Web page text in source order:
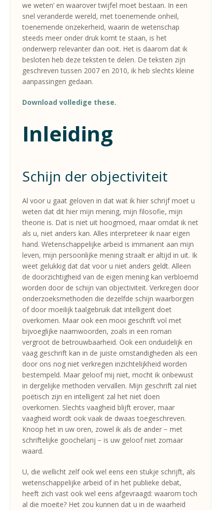
we weten’ en waarover twijfel moet bestaan. In een
snel veranderde wereld, met toenemende onheil,
toenemende onzekerheid, waarin de wetenschap
steeds meer onder druk komt te staan, is het
onderwerp relevanter dan ooit. Het is daarom dat ik
besloten heb deze teksten te delen. De teksten zijn
geschreven tussen 2007 en 2010, ik heb slechts kleine
aanpassingen gedaan.
Download volledige these.
Inleiding
Schijn der objectiviteit
Al voor u gaat geloven in dat wat ik hier schrijf moet u
weten dat dit hier mijn mening, mijn filosofie, mijn
theorie is. Dat is niet uit hoogmoed, maar omdat ik net
als u, niet anders kan. Alles interpreteer ik naar eigen
hand. Wetenschappelijke arbeid is immanent aan mijn
leven, mijn persoonlijke mening straalt er altijd in uit. Ik
weet gelukkig dat dat voor u niet anders geldt. Alleen
de doorzichtigheid van de eigen mening kan verbloemd
worden door de schijn van objectiviteit. Verkregen door
onderzoeksmethoden die dezelfde schijn waarborgen
of door moeilijk taalgebruik dat intelligent doet
overkomen. Maar ook een mooi geschrift vol met
bijvoeglijke naamwoorden, zoals in een roman
vergroot de betrouwbaarheid. Ook een onduidelijk en
vaag geschrift kan in de juiste omstandigheden als een
door ons nog niet verkregen inzichtelijkheid worden
bestempeld. Maar geloof mij niet, mocht ik onbewust
in dergelijke methoden vervallen. Mijn geschrift zal niet
poëtisch zijn en intelligent zal het niet doen
overkomen. Slechts vaagheid blijft erover, maar
vaagheid wordt ook vaak de dwaas toegeschreven.
Knoop het in uw oren, zowel ik als de ander − met
schriftelijke goochelarij − is uw geloof niet zomaar
waard.
U, die wellicht zelf ook wel eens een stukje schrijft, als
wetenschappelijke arbeid of in het publieke debat,
heeft zich vast ook wel eens afgevraagd: waarom toch
al die moeite? Het zou kunnen dat u in de waarheid